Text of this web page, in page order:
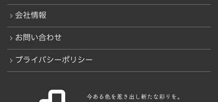
会社情報
お問い合わせ
プライバシーポリシー